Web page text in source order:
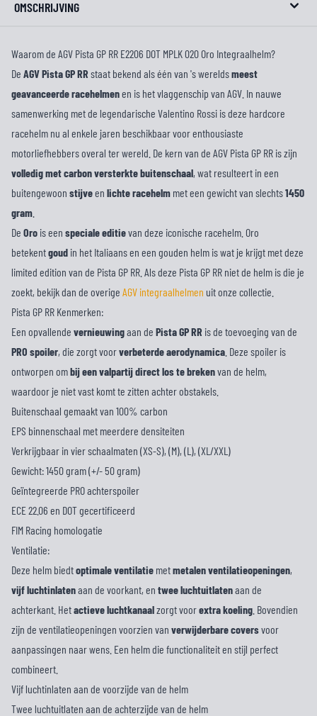
OMSCHRIJVING
Waarom de AGV Pista GP RR E2206 DOT MPLK 020 Oro Integraalhelm?
De AGV Pista GP RR staat bekend als één van 's wereldsmeest
geavanceerde racehelmenen is het vlaggenschip van AGV. In nauwe
samenwerking met de legendarische Valentino Rossi is deze hardcore
racehelm nu al enkele jaren beschikbaar voor enthousiaste
motorliefhebbers overal ter wereld. De kern van de AGV Pista GP RR is zijn
volledig met carbon versterkte buitenschaal, wat resulteert in een
buitengewoon stijveen lichte racehelm met een gewicht van slechts1450
gram
De Oro is een speciale editievan deze iconische racehelm. Oro
betekentgoud in het Italiaans en een gouden helm is wat je krijgt met deze
limited edition van de Pista GP RR. Als deze Pista GP RR niet de helm is die je
zoekt, bekijk dan de overige AGV integraalhelmen uit onze collectie.
Pista GP RR Kenmerken:
Een opvallende vernieuwingaan de Pista GP RR is de toevoeging van de
PRO spoiler, die zorgt voorverbeterde aerodynamica . Deze spoiler is
ontworpen ombij een valpartij direct los te brekenvan de helm,
waardoor je niet vast komt te zitten achter obstakels.
Buitenschaal gemaakt van 100% carbon
EPS binnenschaal met meerdere densiteiten
Verkrijgbaar in vier schaalmaten (XS-S), (M), (L), (XL/XXL)
Gewicht: 1450 gram (+/- 50 gram)
Geïntegreerde PRO achterspoiler
ECE 22.06 en DOT gecertificeerd
FIM Racing homologatie
Ventilatie:
Deze helm biedtoptimale ventilatie metmetalen ventilatieopeningen,
vijf luchtinlatenaan de voorkant, en twee luchtuitlatenaan de
achterkant. Hetactieveluchtkanaalzorgt voorextrakoeling . Bovendien
zijn de ventilatieopeningen voorzien van verwijderbarecoversvoor
aanpassingen naar wens. Een helm die functionaliteit en stijl perfect
combineert.
Vijf luchtinlaten aan de voorzijde van de helm
Twee luchtuitlaten aan de achterzijde van de helm